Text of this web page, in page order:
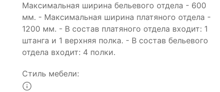
Максимальная ширина бельевого отдела - 600
мм. - Максимальная ширина платяного отдела -
1200 мм. - В состав платяного отдела входит: 1
штанга и 1 верхняя полка. - В состав бельевого
отдела входит: 4 полки.
Стиль мебели: